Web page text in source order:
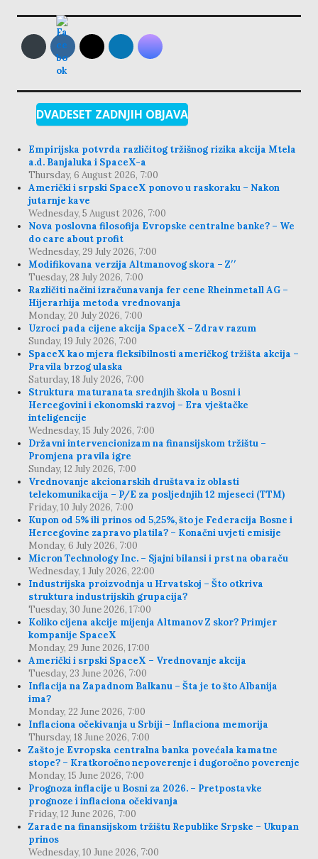
DVADESET ZADNJIH OBJAVA
Empirijska potvrda različitog tržišnog rizika akcija Mtela
a.d. Banjaluka i SpaceX-a
Thursday, 6 August 2026, 7:00
Američki i srpski SpaceX ponovo u raskoraku – Nakon
jutarnje kave
Wednesday, 5 August 2026, 7:00
Nova poslovna filosofija Evropske centralne banke? – We
do care about profit
Wednesday, 29 July 2026, 7:00
Modifikovana verzija Altmanovog skora – Z′′
Tuesday, 28 July 2026, 7:00
Različiti načini izračunavanja fer cene Rheinmetall AG –
Hijerarhija metoda vrednovanja
Monday, 20 July 2026, 7:00
Uzroci pada cijene akcija SpaceX – Zdrav razum
Sunday, 19 July 2026, 7:00
SpaceX kao mjera fleksibilnosti američkog tržišta akcija –
Pravila brzog ulaska
Saturday, 18 July 2026, 7:00
Struktura maturanata srednjih škola u Bosni i
Hercegovini i ekonomski razvoj – Era vještačke
inteligencije
Wednesday, 15 July 2026, 7:00
Državni intervencionizam na finansijskom tržištu –
Promjena pravila igre
Sunday, 12 July 2026, 7:00
Vrednovanje akcionarskih društava iz oblasti
telekomunikacija – P/E za posljednjih 12 mjeseci (TTM)
Friday, 10 July 2026, 7:00
Kupon od 5% ili prinos od 5,25%, što je Federacija Bosne i
Hercegovine zapravo platila? – Konačni uvjeti emisije
Monday, 6 July 2026, 7:00
Micron Technology Inc. – Sjajni bilansi i prst na obaraču
Wednesday, 1 July 2026, 22:00
Industrijska proizvodnja u Hrvatskoj – Što otkriva
struktura industrijskih grupacija?
Tuesday, 30 June 2026, 17:00
Koliko cijena akcije mijenja Altmanov Z skor? Primjer
kompanije SpaceX
Monday, 29 June 2026, 17:00
Američki i srpski SpaceX – Vrednovanje akcija
Tuesday, 23 June 2026, 7:00
Inflacija na Zapadnom Balkanu – Šta je to što Albanija
ima?
Monday, 22 June 2026, 7:00
Inflaciona očekivanja u Srbiji – Inflaciona memorija
Thursday, 18 June 2026, 7:00
Zašto je Evropska centralna banka povećala kamatne
stope? – Kratkoročno nepoverenje i dugoročno poverenje
Monday, 15 June 2026, 7:00
Prognoza inflacije u Bosni za 2026. – Pretpostavke
prognoze i inflaciona očekivanja
Friday, 12 June 2026, 7:00
Zarade na finansijskom tržištu Republike Srpske – Ukupan
prinos
Wednesday, 10 June 2026, 7:00